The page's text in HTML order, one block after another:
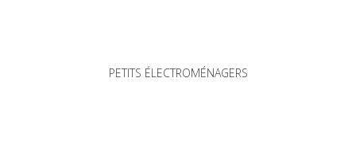
PETITS ÉLECTROMÉNAGERS